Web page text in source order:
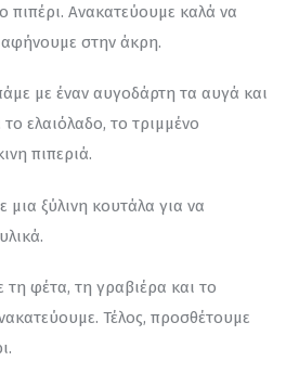
πιπέρι. Ανακατεύουμε καλά να
στην άκρη.
με έναν αυγοδάρτη τα αυγά και
ελαιόλαδο, το τριμμένο
πιπεριά.
ξύλινη κουτάλα για να
τη φέτα, τη γραβιέρα και το
Τέλος, προσθέτουμε